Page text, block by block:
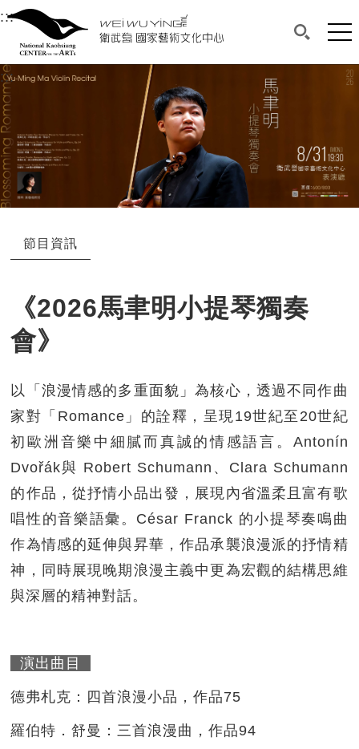
衛武營國家藝術文化中心
中央內容區塊，為本頁主要內容區。
:::選單連結區塊，此區塊列有本網站主要連結。
衛武營國家藝術文化中心
搜尋(開
網
:::中央內容區塊，為本頁主要內容區。
節目資訊
《2026馬聿明小提琴獨奏
會》
以「浪漫情感的多重面貌」為核心，透過不同作曲
家對「Romance」的詮釋，呈現19世紀至20世紀
初歐洲音樂中細膩而真誠的情感語言。Antonín
Dvořák與 Robert Schumann、Clara Schumann
的作品，從抒情小品出發，展現內省溫柔且富有歌
唱性的音樂語彙。César Franck 的小提琴奏鳴曲
作為情感的延伸與昇華，作品承襲浪漫派的抒情精
神，同時展現晚期浪漫主義中更為宏觀的結構思維
與深層的精神對話。
演出曲目
德弗札克：四首浪漫小品，作品75
羅伯特．舒曼：三首浪漫曲，作品94